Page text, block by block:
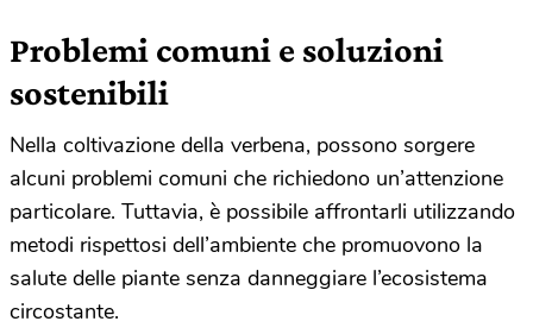
Problemi comuni e soluzioni
sostenibili
Nella coltivazione della verbena, possono sorgere
alcuni problemi comuni che richiedono un’attenzione
particolare. Tuttavia, è possibile affrontarli utilizzando
metodi rispettosi dell’ambiente che promuovono la
salute delle piante senza danneggiare l’ecosistema
circostante.